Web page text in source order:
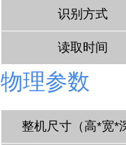
识别方式
读取时间
物理参数
整机尺寸（高*宽*